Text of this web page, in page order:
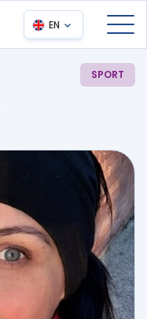
EN
SPORT